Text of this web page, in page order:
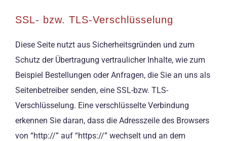
SSL- bzw. TLS-Verschlüsselung
Diese Seite nutzt aus Sicherheitsgründen und zum
Schutz der Übertragung vertraulicher Inhalte, wie zum
Beispiel Bestellungen oder Anfragen, die Sie an uns als
Seitenbetreiber senden, eine SSL-bzw. TLS-
Verschlüsselung. Eine verschlüsselte Verbindung
erkennen Sie daran, dass die Adresszeile des Browsers
von “http://” auf “https://” wechselt und an dem